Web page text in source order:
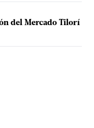
del Mercado Tilorí